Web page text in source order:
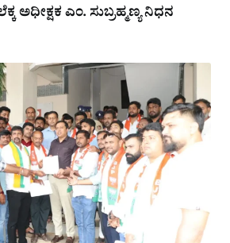
ಅಧೀಕ್ಷಕ ಎಂ. ಸುಬ್ರಹ್ಮಣ್ಯ ನಿಧನ